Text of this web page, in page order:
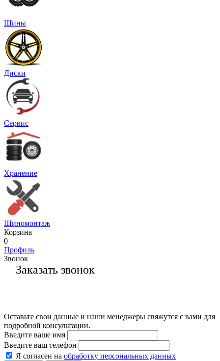
Шины
Диски
Сервис
Хранение
Шиномонтаж
Корзина
0
Профиль
Звонок
Заказать звонок
Оставьте свои данные и наши менеджеры свяжутся с вами для
подробной консультации.
Введите ваше имя
Введите ваш телефон
Я согласен на обработку персональных данных